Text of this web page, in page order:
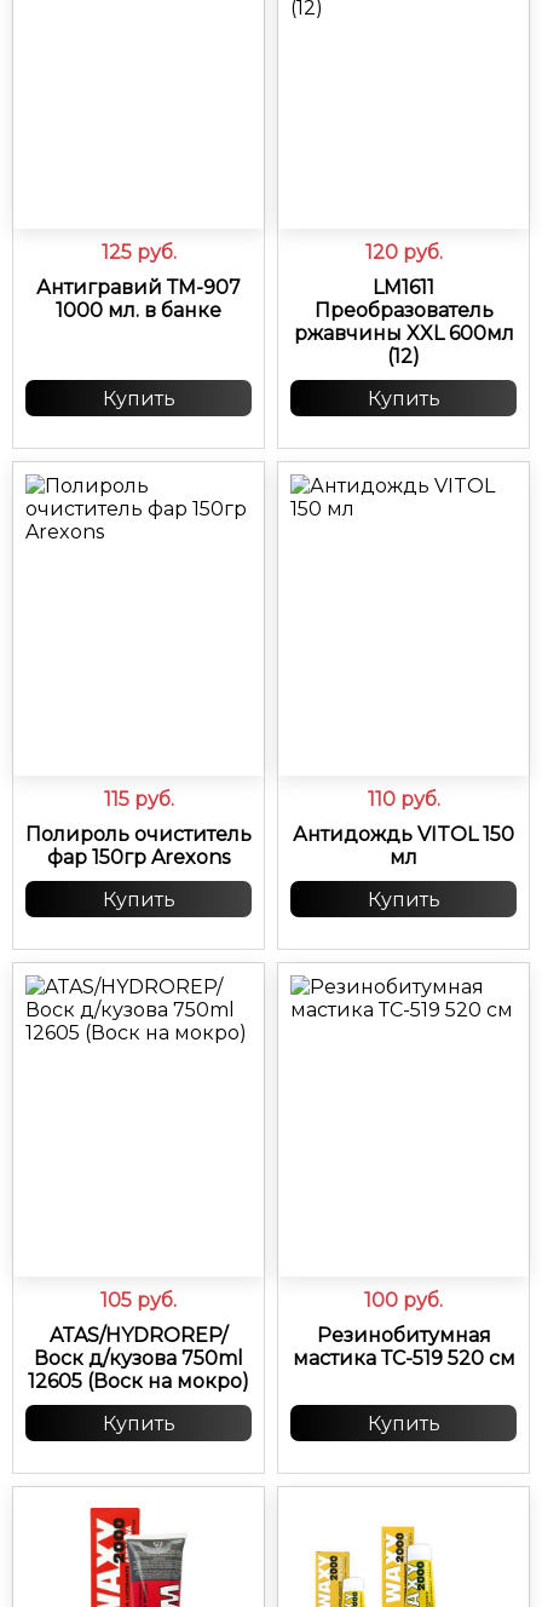
125 руб.
Антигравий ТМ-907
1000 мл. в банке
Купить
120 руб.
LM1611
Преобразователь
ржавчины XXL 600мл
(12)
Купить
115 руб.
Полироль очиститель
фар 150гр Arexons
Купить
110 руб.
Антидождь VITOL 150
мл
Купить
105 руб.
ATAS/HYDROREP/
Воск д/кузова 750ml
12605 (Воск на мокро)
Купить
100 руб.
Резинобитумная
мастика ТС-519 520 см
Купить